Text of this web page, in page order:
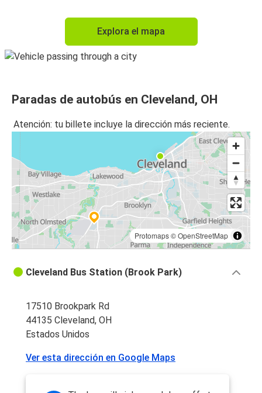
Explora el mapa
Paradas de autobús en Cleveland, OH
Atención: tu billete incluye la dirección más reciente.
Protomaps©OpenStreetMap
Cleveland Bus Station (Brook Park)
17510 Brookpark Rd
44135 Cleveland, OH
Estados Unidos
Ver esta dirección en Google Maps